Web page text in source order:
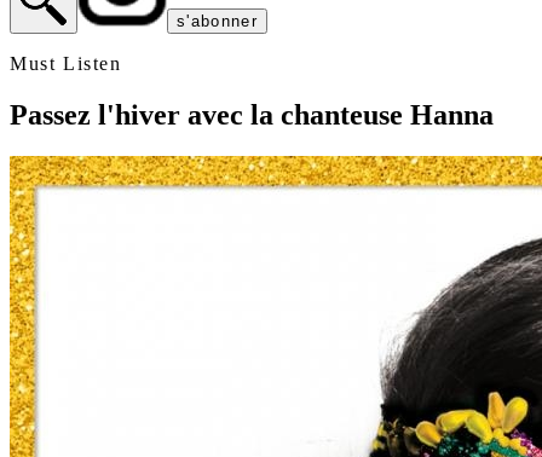
s'abonner
Must Listen
Passez l'hiver avec la chanteuse Hanna